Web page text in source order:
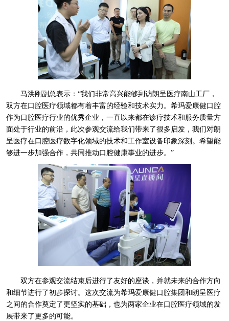
马洪刚副总表示：“我们非常高兴能够到访朗呈医疗南山工厂，
双方在口腔医疗领域都有着丰富的经验和技术实力。希玛爱康健口腔
作为口腔医疗行业的优秀企业，一直以来都在诊疗技术和服务质量方
面处于行业的前沿，此次参观交流给我们带来了很多启发，我们对朗
呈医疗在口腔医疗数字化领域的技术和工作室设备印象深刻。希望能
够进一步加强合作，共同推动口腔健康事业的进步。”
双方在参观交流结束后进行了友好的座谈，并就未来的合作方向
和细节进行了初步探讨。这次交流为希玛爱康健口腔集团和朗呈医疗
之间的合作奠定了更坚实的基础，也为两家企业在口腔医疗领域的发
展带来了更多的可能。